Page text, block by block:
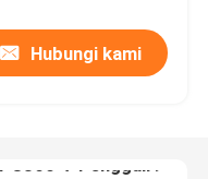
Hubungi kami
207-27-00371 PC300-7 PC360-7 Penggali Final Drive Motor 207-27-00261